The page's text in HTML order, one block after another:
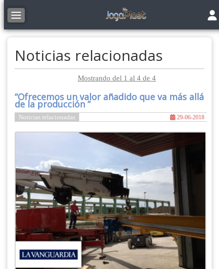
Toggle navigation
Noticias relacionadas
Mostrando del 1 al 4 de 4
“Ofrecemos un valor añadido que va más allá
de la producción ”
Noticias relacionadas 29-06-2018